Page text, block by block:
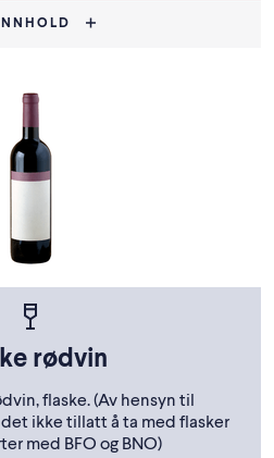
rødvin
flaske. (Av hensyn til
ikke tillatt å ta med flasker
med BFO og BNO)